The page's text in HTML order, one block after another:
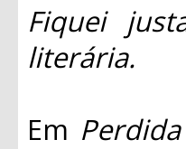
Fiquei
literária.
Em Perdida